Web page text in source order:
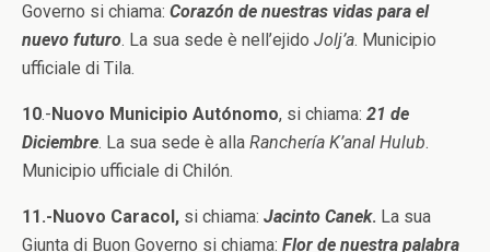
Governo si chiama: Corazón de nuestras vidas para el
nuevo futuro. La sua sede è nell’ejido Jolj’a. Municipio
ufficiale di Tila.
10.-Nuovo Municipio Autónomo, si chiama: 21 de
Diciembre. La sua sede è alla Ranchería K’anal Hulub.
Municipio ufficiale di Chilón.
11.-Nuovo Caracol, si chiama: Jacinto Canek. La sua
Giunta di Buon Governo si chiama: Flor de nuestra palabra